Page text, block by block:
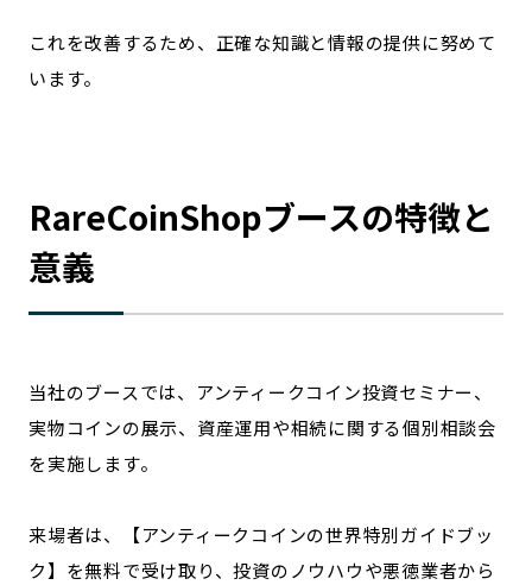
これを改善するため、正確な知識と情報の提供に努めて
います。
RareCoinShopブースの特徴と
意義
当社のブースでは、アンティークコイン投資セミナー、
実物コインの展示、資産運用や相続に関する個別相談会
を実施します。
来場者は、【アンティークコインの世界特別ガイドブッ
ク】を無料で受け取り、投資のノウハウや悪徳業者から